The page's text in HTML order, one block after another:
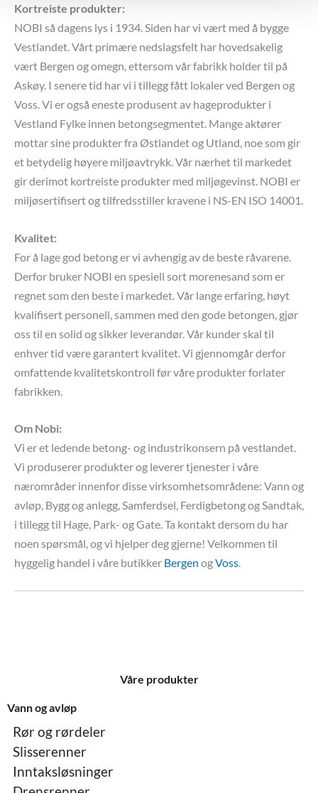
Kortreiste produkter:
NOBI så dagens lys i 1934. Siden har vi vært med å bygge
Vestlandet. Vårt primære nedslagsfelt har hovedsakelig
vært Bergen og omegn, ettersom vår fabrikk holder til på
Askøy. I senere tid har vi i tillegg fått lokaler ved Bergen og
Voss. Vi er også eneste produsent av hageprodukter i
Vestland Fylke innen betongsegmentet. Mange aktører
mottar sine produkter fra Østlandet og Utland, noe som gir
et betydelig høyere miljøavtrykk. Vår nærhet til markedet
gir derimot kortreiste produkter med miljøgevinst. NOBI er
miljøsertifisert og tilfredsstiller kravene i NS-EN ISO 14001.
Kvalitet:
For å lage god betong er vi avhengig av de beste råvarene.
Derfor bruker NOBI en spesiell sort morenesand som er
regnet som den beste i markedet. Vår lange erfaring, høyt
kvalifisert personell, sammen med den gode betongen, gjør
oss til en solid og sikker leverandør. Vår kunder skal til
enhver tid være garantert kvalitet. Vi gjennomgår derfor
omfattende kvalitetskontroll før våre produkter forlater
fabrikken.
Om Nobi:
Vi er et ledende betong- og industrikonsern på vestlandet.
Vi produserer produkter og leverer tjenester i våre
nærområder innenfor disse virksomhetsområdene: Vann og
avløp, Bygg og anlegg, Samferdsel, Ferdigbetong og Sandtak,
i tillegg til Hage, Park- og Gate. Ta kontakt dersom du har
noen spørsmål, og vi hjelper deg gjerne! Velkommen til
hyggelig handel i våre butikker Bergen ogVoss.
Våre produkter
Vann og avløp
Rør og rørdeler
Slisserenner
Inntaksløsninger